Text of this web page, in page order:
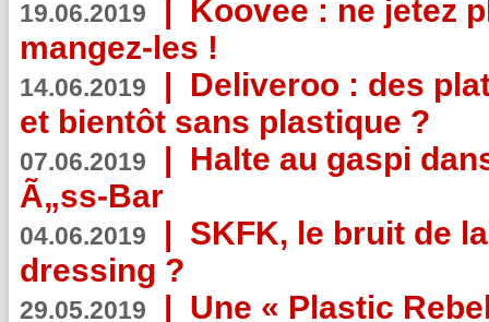
19.06.2019 | Koovee : ne jetez
mangez-les !
14.06.2019 | Deliveroo : des
et bientôt sans plastique ?
07.06.2019 | Halte au gaspi
Ã„ss-Bar
04.06.2019 | SKFK, le bruit de
dressing ?
29.05.2019 | Une « Plastic